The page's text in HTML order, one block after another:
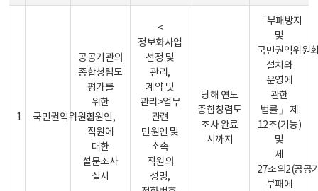
1 국민권익위원회
공공기관의
종합청렴도
평가를
위한
민원인,
직원에
대한
설문조사
실시
<
정보화사업
선정 및
관리,
계약 및
관리>업무
관련
민원인 및
소속
직원의
성명,
당해 연도
종합청렴도
조사 완료
시까지
「부패방지
및
국민권익위원
설치와
운영에
관한
법률」 제
12조(기능)
및
제
27조의2(공공
부패에